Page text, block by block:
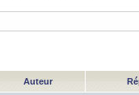
Auteur